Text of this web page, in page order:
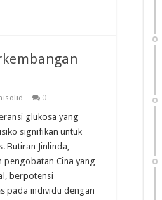
0
glukosa yang
signifikan untuk
Butiran Jinlinda,
pengobatan Cina yang
berpotensi
pada individu dengan